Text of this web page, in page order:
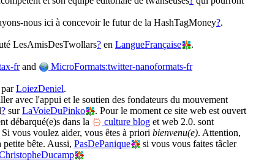
nous ici à concevoir le futur de la HashTagMoney?.
LesAmisDesTwollars? en LangueFrançaise
.
frand
MicroFormats:twitter-nanoformats-fr
LoiezDeniel.
avec l'appui et le soutien des fondateurs du mouvement
? surLaVoieDuPinko
. Pour le moment ce site web est ouvert
débarqué(e)s dans la culture blog et web 2.0. sont
Si vous voulez aider, vous êtes à priori bienvenu(e). Attention,
bête. Aussi, PasDePanique
si vous vous faites tâcler